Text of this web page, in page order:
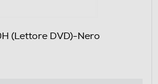
(Lettore DVD)-Nero